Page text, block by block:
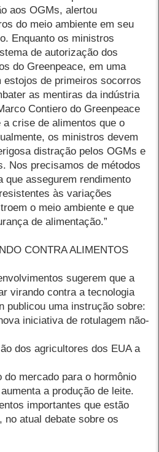
aos OGMs, alertou
do meio ambiente em seu
Enquanto os ministros
de autorização dos
do Greenpeace, em uma
de primeiros socorros
as mentiras da indústria
Contiero do Greenpeace
crise de alimentos que o
os ministros devem
distração pelos OGMs e
Nos precisamos de métodos
que assegurem rendimento
às variações
o meio ambiente e que
de alimentação.”
CONTRA ALIMENTOS
sugerem que a
virando contra a tecnologia
publicou uma instrução sobre:
iniciativa de rotulagem não-
dos agricultores dos EUA a
mercado para o hormônio
a produção de leite.
importantes que estão
no atual debate sobre os